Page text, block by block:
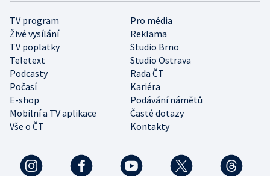
TV program
Pro média
Živé vysílání
Reklama
TV poplatky
Studio Brno
Teletext
Studio Ostrava
Podcasty
Rada ČT
Počasí
Kariéra
E-shop
Podávání námětů
Mobilní a TV aplikace
Časté dotazy
Vše o ČT
Kontakty